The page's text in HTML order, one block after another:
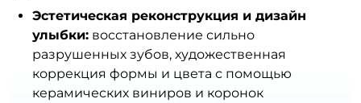
Эстетическая реконструкция и дизайн
улыбки: восстановление сильно
разрушенных зубов, художественная
коррекция формы и цвета с помощью
керамических виниров и коронок